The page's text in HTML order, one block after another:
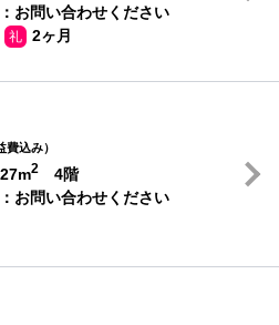
お問い合わせください
礼 2ヶ月
費込み）
2
4階
お問い合わせください